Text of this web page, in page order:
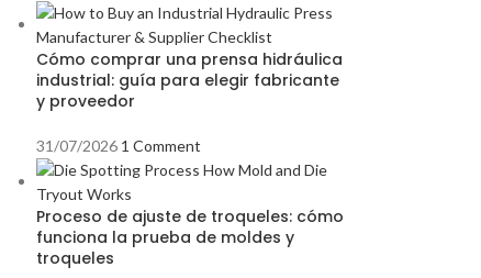
Cómo comprar una prensa hidráulica
industrial: guía para elegir fabricante
y proveedor
31/07/2026 1 Comment
Proceso de ajuste de troqueles: cómo
funciona la prueba de moldes y
troqueles